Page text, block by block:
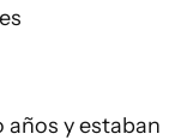
años y estaban